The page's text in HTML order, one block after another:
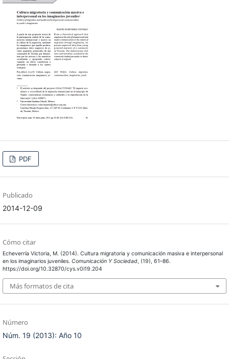
PDF
Publicado
2014-12-09
Cómo citar
Echeverría Victoria, M. (2014). Cultura migratoria y comunicación masiva e interpersonal
en los imaginarios juveniles. Comunicación Y Sociedad, (19), 61–86.
https://doi.org/10.32870/cys.v0i19.204
Más formatos de cita
Número
Núm. 19 (2013): Año 10